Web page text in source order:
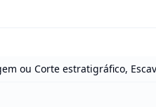
ou Corte estratigráfico,